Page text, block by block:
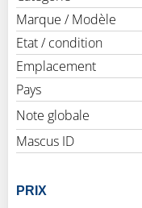
Marque / Modèle
Etat / condition
Emplacement
Pays
Note globale
Mascus ID
PRIX